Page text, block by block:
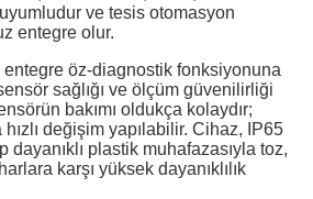
ve tesis otomasyon
entegre olur.
öz-diagnostik fonksiyonuna
sağlığı ve ölçüm güvenilirliği
bakımı oldukça kolaydır;
değişim yapılabilir. Cihaz, IP65
dayanıklı plastik muhafazasıyla toz,
karşı yüksek dayanıklılık